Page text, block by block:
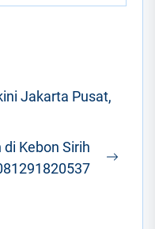
Jakarta Pusat,
Kebon Sirih